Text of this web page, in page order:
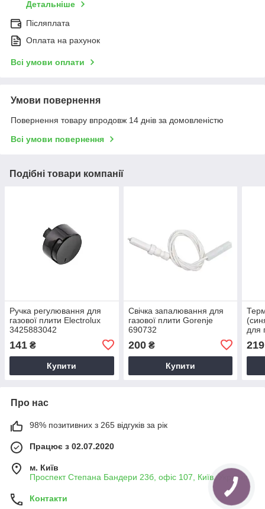
Детальніше
Післяплата
Оплата на рахунок
Всі умови оплати
Умови повернення
Повернення товару впродовж 14 днів за домовленістю
Всі умови повернення
Подібні товари компанії
Ручка регулювання для
газової плити Electrolux
3425883042
141 ₴
Купити
Свічка запалювання для
газової плити Gorenje
690732
200₴
Купити
для
219
Про нас
98% позитивних з 265 відгуків за рік
Працює з 02.07.2020
м. Київ
Проспект Степана Бандери 23б, офіс 107, Київ, Україна
Контакти